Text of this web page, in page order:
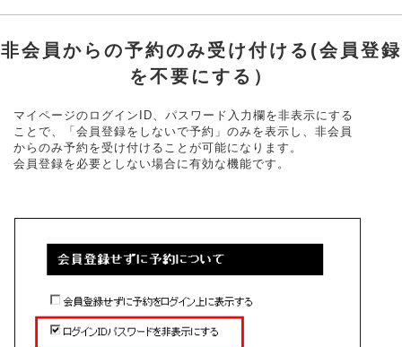
非会員からの予約のみ受け付ける(会員登録
を不要にする）
マイページのログインID、パスワード入力欄を非表示にする
ことで、「会員登録をしないで予約」のみを表示し、非会員
からのみ予約を受け付けることが可能になります。
会員登録を必要としない場合に有効な機能です。